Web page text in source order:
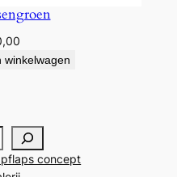
winkelwagen
concept